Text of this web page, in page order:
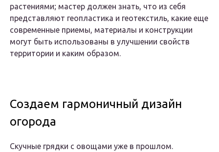
растениями; мастер должен знать, что из себя
представляют геопластика и геотекстиль, какие еще
современные приемы, материалы и конструкции
могут быть использованы в улучшении свойств
территории и каким образом.
Создаем гармоничный дизайн
огорода
Скучные грядки с овощами уже в прошлом.